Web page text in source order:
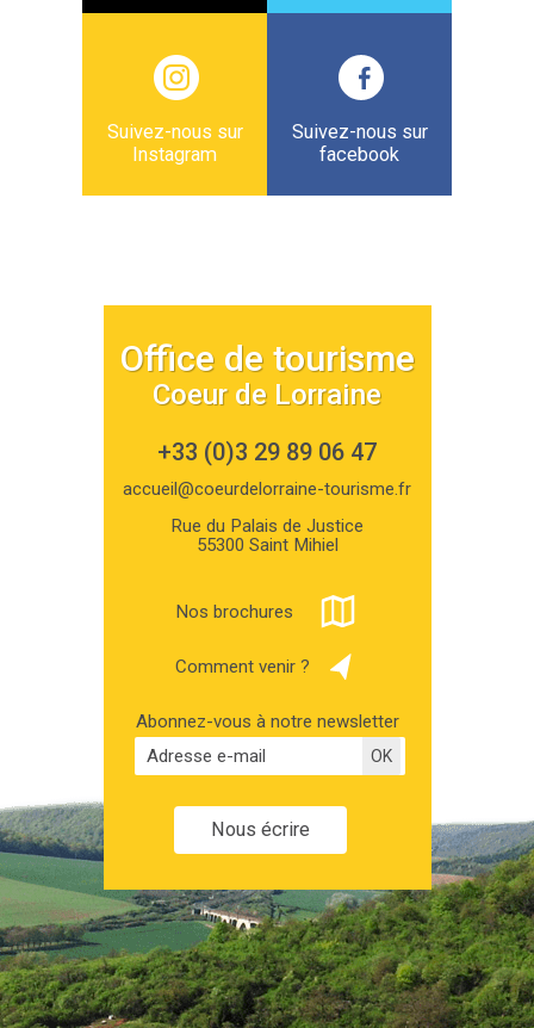
Suivez-nous sur
Instagram
Suivez-nous sur
facebook
Office de tourisme
Coeur de Lorraine
+33 (0)3 29 89 06 47
accueil@coeurdelorraine-tourisme.fr
Rue du Palais de Justice
55300 Saint Mihiel
Nos brochures
Comment venir ?
Abonnez-vous à notre newsletter
Nous écrire